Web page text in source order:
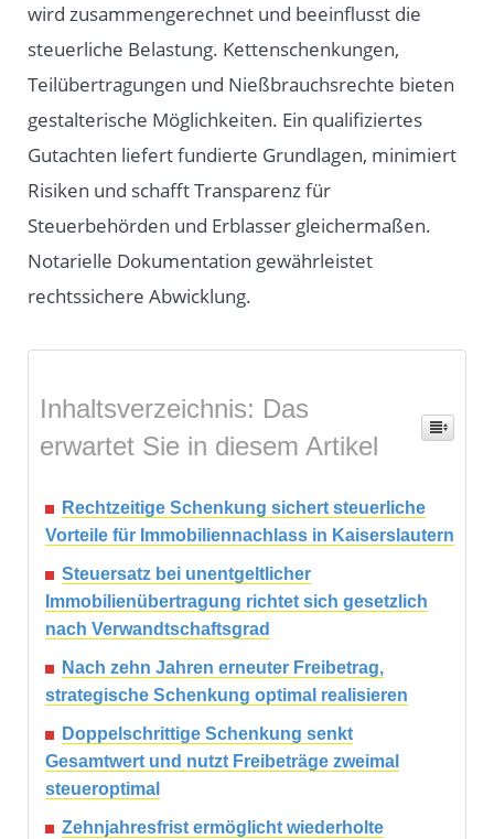
wird zusammengerechnet und beeinflusst die
steuerliche Belastung. Kettenschenkungen,
Teilübertragungen und Nießbrauchsrechte bieten
gestalterische Möglichkeiten. Ein qualifiziertes
Gutachten liefert fundierte Grundlagen, minimiert
Risiken und schafft Transparenz für
Steuerbehörden und Erblasser gleichermaßen.
Notarielle Dokumentation gewährleistet
rechtssichere Abwicklung.
Inhaltsverzeichnis: Das
erwartet Sie in diesem Artikel
Rechtzeitige Schenkung sichert steuerliche
Vorteile für Immobiliennachlass in Kaiserslautern
Steuersatz bei unentgeltlicher
Immobilienübertragung richtet sich gesetzlich
nach Verwandtschaftsgrad
Nach zehn Jahren erneuter Freibetrag,
strategische Schenkung optimal realisieren
Doppelschrittige Schenkung senkt
Gesamtwert und nutzt Freibeträge zweimal
steueroptimal
Zehnjahresfrist ermöglicht wiederholte